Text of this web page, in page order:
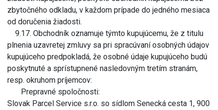
zbytočného odkladu, v každom prípade do jedného mesiaca
od doručenia žiadosti.
9.17. Obchodník oznamuje týmto kupujúcemu, že z titulu
plnenia uzavretej zmluvy sa pri spracúvaní osobných údajov
kupujúceho predpokladá, že osobné údaje kupujúceho budú
poskytnuté a sprístupnené nasledovným tretím stranám,
resp. okruhom príjemcov:
Prepravné spoločnosti:
Slovak Parcel Service s.r.o. so sídlom Senecká cesta 1, 900